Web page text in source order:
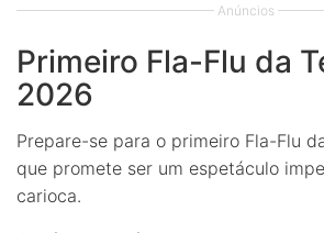
Anúncios
Primeiro Fla-Flu da
2026
Prepare-se para o primeiro Fla-Flu
que promete ser um espetáculo
carioca.